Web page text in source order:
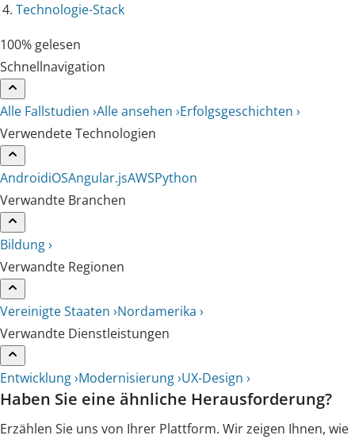
Technologie-Stack
100% gelesen
Schnellnavigation
Alle Fallstudien ›Alle ansehen ›Erfolgsgeschichten ›
Verwendete Technologien
AndroidiOSAngular.jsAWSPython
Verwandte Branchen
Bildung ›
Verwandte Regionen
Vereinigte Staaten ›Nordamerika ›
Verwandte Dienstleistungen
Entwicklung ›Modernisierung ›UX-Design ›
Haben Sie eine ähnliche Herausforderung?
Erzählen Sie uns von Ihrer Plattform. Wir zeigen Ihnen, wie